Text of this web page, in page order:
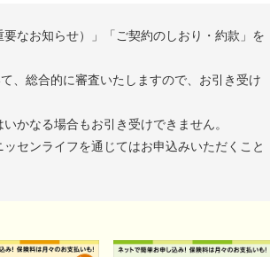
なお知らせ）」「ご契約のしおり・約款」を
、総合的に審査いたしますので、お引き受け
かなる場合もお引き受けできません。
センライフを通じてはお申込みいただくこと